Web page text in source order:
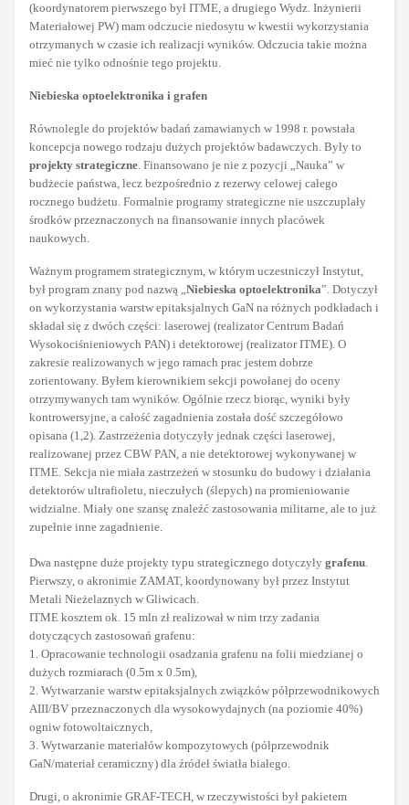
(koordynatorem pierwszego był ITME, a drugiego Wydz. Inżynierii
Materiałowej PW) mam odczucie niedosytu w kwestii wykorzystania
otrzymanych w czasie ich realizacji wyników. Odczucia takie można
mieć nie tylko odnośnie tego projektu.
Niebieska optoelektronika i grafen
Równolegle do projektów badań zamawianych w 1998 r. powstała
koncepcja nowego rodzaju dużych projektów badawczych. Były to
projekty strategiczne. Finansowano je nie z pozycji „Nauka” w
budżecie państwa, lecz bezpośrednio z rezerwy celowej całego
rocznego budżetu. Formalnie programy strategiczne nie uszczuplały
środków przeznaczonych na finansowanie innych placówek
naukowych.
Ważnym programem strategicznym, w którym uczestniczył Instytut,
był program znany pod nazwą „Niebieska optoelektronika”. Dotyczył
on wykorzystania warstw epitaksjalnych GaN na różnych podkładach i
składał się z dwóch części: laserowej (realizator Centrum Badań
Wysokociśnieniowych PAN) i detektorowej (realizator ITME). O
zakresie realizowanych w jego ramach prac jestem dobrze
zorientowany. Byłem kierownikiem sekcji powołanej do oceny
otrzymywanych tam wyników. Ogólnie rzecz biorąc, wyniki były
kontrowersyjne, a całość zagadnienia została dość szczegółowo
opisana (1,2). Zastrzeżenia dotyczyły jednak części laserowej,
realizowanej przez CBW PAN, a nie detektorowej wykonywanej w
ITME. Sekcja nie miała zastrzeżeń w stosunku do budowy i działania
detektorów ultrafioletu, nieczułych (ślepych) na promieniowanie
widzialne. Miały one szansę znaleźć zastosowania militarne, ale to już
zupełnie inne zagadnienie.
Dwa następne duże projekty typu strategicznego dotyczyły grafenu.
Pierwszy, o akronimie ZAMAT, koordynowany był przez Instytut
Metali Nieżelaznych w Gliwicach.
ITME kosztem ok. 15 mln zł realizował w nim trzy zadania
dotyczących zastosowań grafenu:
1. Opracowanie technologii osadzania grafenu na folii miedzianej o
dużych rozmiarach (0.5m x 0.5m),
2. Wytwarzanie warstw epitaksjalnych związków półprzewodnikowych
AIII/BV przeznaczonych dla wysokowydajnych (na poziomie 40%)
ogniw fotowoltaicznych,
3. Wytwarzanie materiałów kompozytowych (półprzewodnik
GaN/materiał ceramiczny) dla źródeł światła białego.
Drugi, o akronimie GRAF-TECH, w rzeczywistości był pakietem